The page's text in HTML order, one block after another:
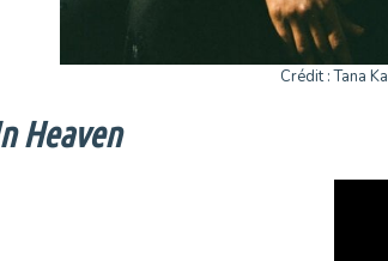
Crédit : Tana Ka
Heaven